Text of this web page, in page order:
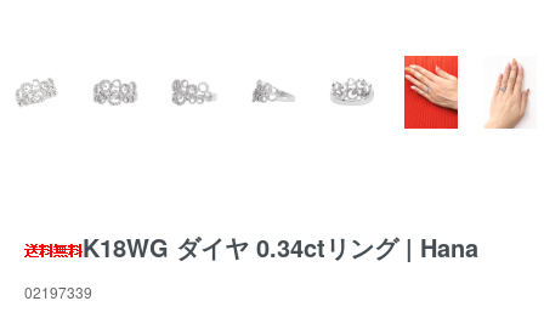
K18WG ダイヤ 0.34ctリング | Hana
02197339